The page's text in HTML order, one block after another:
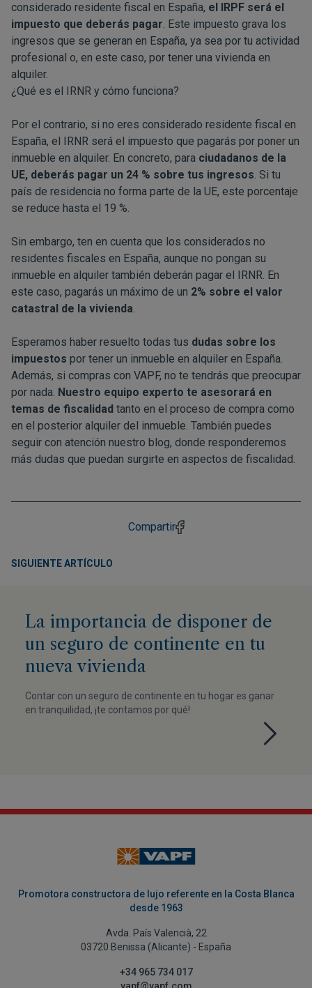
considerado residente fiscal en España, el IRPF será el
impuesto que deberás pagar. Este impuesto grava los
ingresos que se generan en España, ya sea por tu actividad
profesional o, en este caso, por tener una vivienda en
alquiler.
¿Qué es el IRNR y cómo funciona?
Por el contrario, si no eres considerado residente fiscal en
España, el IRNR será el impuesto que pagarás por poner un
inmueble en alquiler. En concreto, para ciudadanos de la
UE, deberás pagar un 24 % sobre tus ingresos. Si tu
país de residencia no forma parte de la UE, este porcentaje
se reduce hasta el 19 %.
Sin embargo, ten en cuenta que los considerados no
residentes fiscales en España, aunque no pongan su
inmueble en alquiler también deberán pagar el IRNR. En
este caso, pagarás un máximo de un 2% sobre el valor
catastral de la vivienda.
Esperamos haber resuelto todas tus dudas sobre los
impuestos por tener un inmueble en alquiler en España.
Además, si compras con VAPF, no te tendrás que preocupar
por nada. Nuestro equipo experto te asesorará en
temas de fiscalidad tanto en el proceso de compra como
en el posterior alquiler del inmueble. También puedes
seguir con atención nuestro blog, donde responderemos
más dudas que puedan surgirte en aspectos de fiscalidad.
Compartir
SIGUIENTE ARTÍCULO
La importancia de disponer de
un seguro de continente en tu
nueva vivienda
Contar con un seguro de continente en tu hogar es ganar
en tranquilidad, ¡te contamos por qué!
Promotora constructora de lujo referente en la Costa Blanca
desde 1963
Avda. País Valencià, 22
03720 Benissa (Alicante) - España
+34 965 734 017